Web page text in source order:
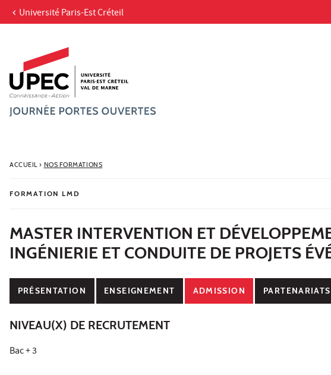
Aller au contenu
Recherche
Université Paris-Est Créteil
ACCUEIL› NOS FORMATIONS
FORMATION LMD
MASTER INTERVENTION ET
INGÉNIERIE ET CONDUITE DE PROJETS
PRÉSENTATION ENSEIGNEMENT ADMISSION PARTENARIATS
NIVEAU(X) DE RECRUTEMENT
Bac + 3